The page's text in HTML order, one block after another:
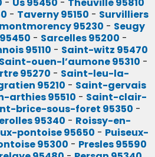
- Taverny 95150 - Survilliers
95230 - Seugy
- Sarcelles 95200 -
95110 - Saint-witz 95470
Saint-ouen-l’aumone 95310 -
95270 - Saint-leu-la-
95210 - Saint-gervais
arthies 95510 - Saint-clair-
brice-sous-foret 95350 -
95340 - Roissy-en-
pontoise 95650 - Puiseux-
95300 - Presles 95590